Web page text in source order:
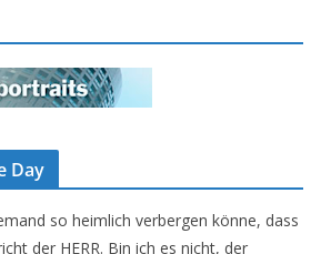
Day
so heimlich verbergen könne, dass
der HERR. Bin ich es nicht, der